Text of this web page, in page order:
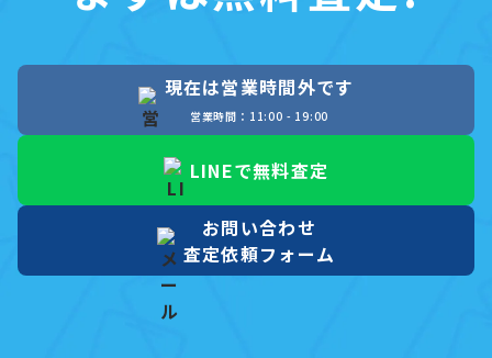
現在は営業時間外です
営業時間：11:00 - 19:00
LINEで無料査定
お問い合わせ
査定依頼フォーム